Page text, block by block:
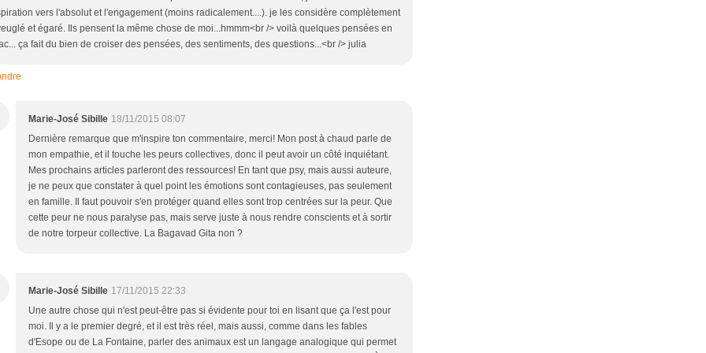
vers l'absolut et l'engagement (moins radicalement....). je les considère complètement
et égaré. Ils pensent la même chose de moi...hmmm<br /> voilà quelques pensées en
ça fait du bien de croiser des pensées, des sentiments, des questions...<br /> julia
Marie-José Sibille 18/11/2015 08:07
Dernière remarque que m'inspire ton commentaire, merci! Mon post à chaud parle de
mon empathie, et il touche les peurs collectives, donc il peut avoir un côté inquiétant.
Mes prochains articles parleront des ressources! En tant que psy, mais aussi auteure,
je ne peux que constater à quel point les émotions sont contagieuses, pas seulement
en famille. Il faut pouvoir s'en protéger quand elles sont trop centrées sur la peur. Que
cette peur ne nous paralyse pas, mais serve juste à nous rendre conscients et à sortir
de notre torpeur collective. La Bagavad Gita non ?
Marie-José Sibille 17/11/2015 22:33
Une autre chose qui n'est peut-être pas si évidente pour toi en lisant que ça l'est pour
moi. Il y a le premier degré, et il est très réel, mais aussi, comme dans les fables
d'Esope ou de La Fontaine, parler des animaux est un langage analogique qui permet